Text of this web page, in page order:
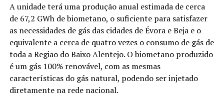
A unidade terá uma produção anual estimada de cerca
de 67,2 GWh de biometano, o suficiente para satisfazer
as necessidades de gás das cidades de Évora e Beja e o
equivalente a cerca de quatro vezes o consumo de gás de
toda a Região do Baixo Alentejo. O biometano produzido
é um gás 100% renovável, com as mesmas
características do gás natural, podendo ser injetado
diretamente na rede nacional.